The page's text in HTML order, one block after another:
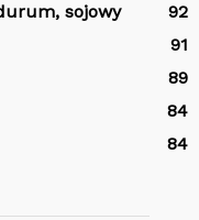
sojowy
92
91
89
84
84